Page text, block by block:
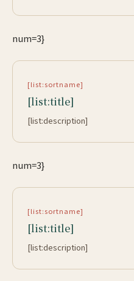
num=3}
[list:sortname]
[list:title]
[list:description]
num=3}
[list:sortname]
[list:title]
[list:description]